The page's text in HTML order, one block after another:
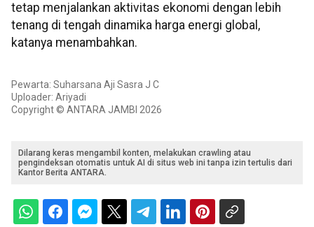
tetap menjalankan aktivitas ekonomi dengan lebih
tenang di tengah dinamika harga energi global,
katanya menambahkan.
Pewarta: Suharsana Aji Sasra J C
Uploader: Ariyadi
Copyright © ANTARA JAMBI 2026
Dilarang keras mengambil konten, melakukan crawling atau
pengindeksan otomatis untuk AI di situs web ini tanpa izin tertulis dari
Kantor Berita ANTARA.